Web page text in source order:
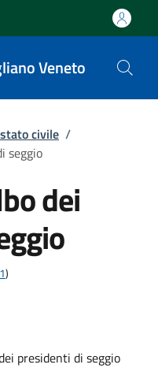
Veneto
civile /
seggio
dei
)
presidenti di seggio